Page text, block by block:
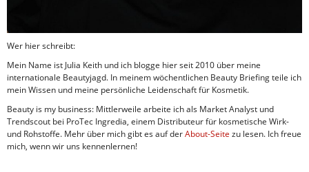
Wer hier schreibt:
Mein Name ist Julia Keith und ich blogge hier seit 2010 über meine
internationale Beautyjagd. In meinem wöchentlichen Beauty Briefing teile ich
mein Wissen und meine persönliche Leidenschaft für Kosmetik.
Beauty is my business: Mittlerweile arbeite ich als Market Analyst und
Trendscout bei ProTec Ingredia, einem Distributeur für kosmetische Wirk-
und Rohstoffe. Mehr über mich gibt es auf derAbout-Seite zu lesen. Ich freue
mich, wenn wir uns kennenlernen!